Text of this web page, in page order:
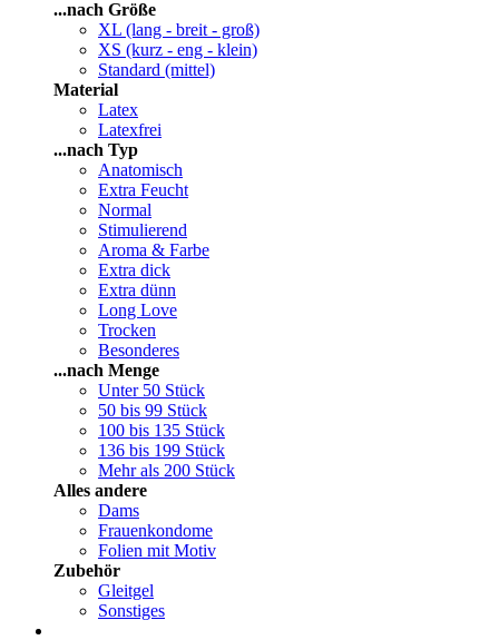
...nach Größe
XL (lang - breit - groß)
XS (kurz - eng - klein)
Standard (mittel)
Material
Latex
Latexfrei
...nach Typ
Anatomisch
Extra Feucht
Normal
Stimulierend
Aroma & Farbe
Extra dick
Extra dünn
Long Love
Trocken
Besonderes
...nach Menge
Unter 50 Stück
50 bis 99 Stück
100 bis 135 Stück
136 bis 199 Stück
Mehr als 200 Stück
Alles andere
Dams
Frauenkondome
Folien mit Motiv
Zubehör
Gleitgel
Sonstiges